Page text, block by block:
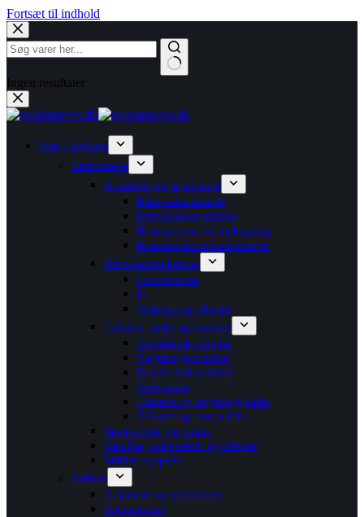
Fortsæt til indhold
Ingen resultater
Bad / køkken
Badeværelse
Armaturer og termostater
Håndvaskarmaturer
Indbygningsarmaturer
Brusesystemer til indbygning
Brusearmaturer/kararmaturer
Håndklæderadiatorer
Centralvarme
El
Ventilsæt og tilbehør
Toiletter, sæder og cisterner
Gulvstående toiletter
Væghængte toiletter
Douche bide toiletter
Toiletsæder
Cisterner og betjeningsplader
Tilbehør og reservedele
Brusekabiner og vægge
Vandlåse, stopventiler og tilbehør
Møbler og spejle
Køkken
Armaturer og termostater
Køkkenvaske